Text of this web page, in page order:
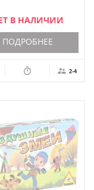
В НАЛИЧИИ
ПОДРОБНЕЕ
2-4